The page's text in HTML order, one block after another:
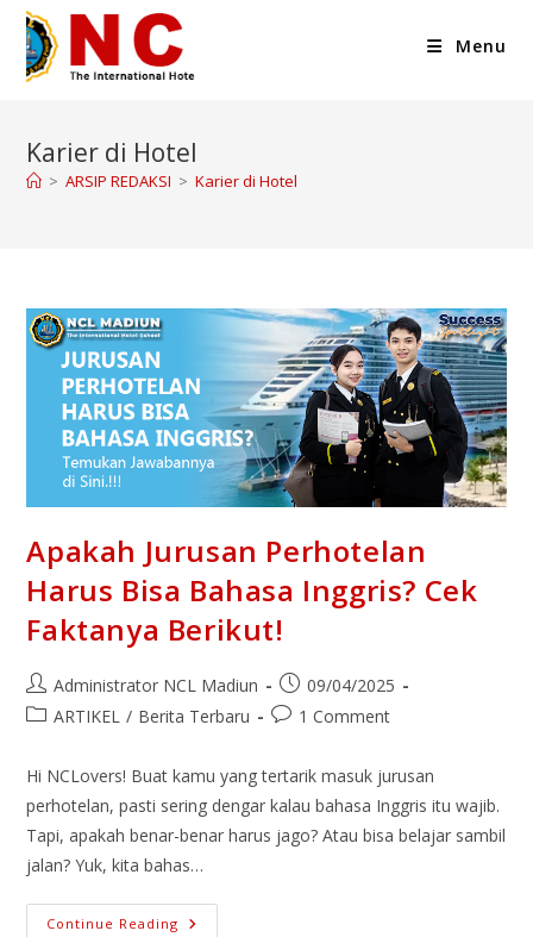
Menu
Karier di Hotel
> ARSIP REDAKSI > Karier di Hotel
Apakah Jurusan Perhotelan
Harus Bisa Bahasa Inggris? Cek
Faktanya Berikut!
Administrator NCL Madiun
09/04/2025
ARTIKEL / Berita Terbaru 1 Comment
Hi NCLovers! Buat kamu yang tertarik masuk jurusan
perhotelan, pasti sering dengar kalau bahasa Inggris itu wajib.
Tapi, apakah benar-benar harus jago? Atau bisa belajar sambil
jalan? Yuk, kita bahas…
Continue Reading